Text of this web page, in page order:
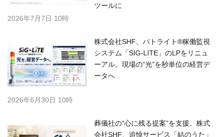
ツールに
2026年7月7日 10時
株式会社SHF、パトライト®稼働監視
システム「SIG-LITE」のLPをリニュ
ーアル。現場の“光”を秒単位の経営デ
ータへ
2026年6月30日 10時
葬儀社の“心に残る提案”を支援。株式
会社SHF、追悼サービス「結のうた」